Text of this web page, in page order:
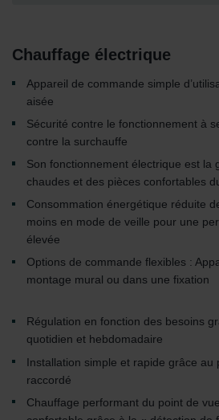
Chauffage électrique
Appareil de commande simple
aisée
Sécurité contre le fonctionnement à
contre la surchauffe
Son fonctionnement électrique est la
chaudes et des pièces confortables
Consommation énergétique réduite
moins en mode de veille pour une
élevée
Options de commande flexibles :
montage mural ou dans une fixation
Régulation en fonction des besoins
quotidien et hebdomadaire
Installation simple et rapide grâce au
raccordé
Chauffage performant du point de